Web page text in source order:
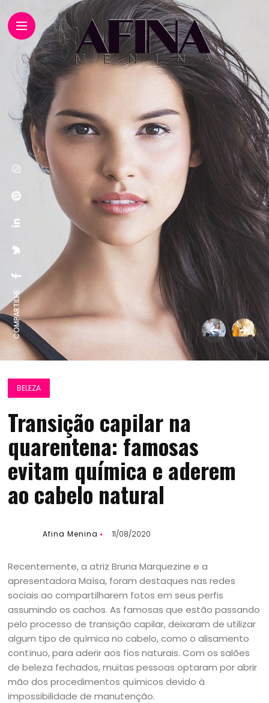
COMPARTILHE:
BELEZA
Transição capilar na
quarentena: famosas
evitam química e aderem
ao cabelo natural
Afina Menina 11/08/2020
Recentemente, a atriz Bruna Marquezine e a
apresentadora Maísa, foram destaques nas redes
sociais ao compartilharem fotos em seus perfis
assumindo os cachos. As famosas que estão passando
pelo processo de transição capilar, deixaram de utilizar
algum tipo de química no cabelo, como o alisamento
contínuo, para aderir aos fios naturais. Com os salões
de beleza fechados, muitas pessoas optaram por abrir
mão dos procedimentos químicos devido à
impossibilidade de manutenção.